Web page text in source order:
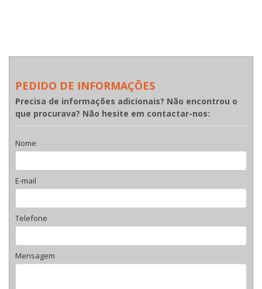
PEDIDO DE INFORMAÇÕES
Precisa de informações adicionais? Não encontrou o
que procurava? Não hesite em contactar-nos:
Nome
E-mail
Telefone
Mensagem